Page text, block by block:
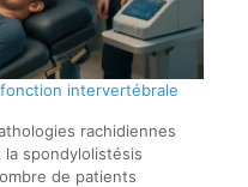
intervertébrale
rachidiennes
spondylolistésis
de patients